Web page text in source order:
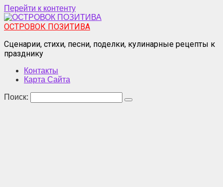
Перейти к контенту
ОСТРОВОК ПОЗИТИВА
Сценарии, стихи, песни, поделки, кулинарные рецепты к
празднику
Контакты
Карта Сайта
Поиск: